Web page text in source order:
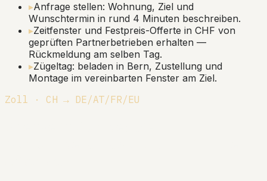
▸Anfrage stellen: Wohnung, Ziel und
Wunschtermin in rund 4 Minuten beschreiben.
▸Zeitfenster und Festpreis-Offerte in CHF von
geprüften Partnerbetrieben erhalten —
Rückmeldung am selben Tag.
▸Zügeltag: beladen in Bern, Zustellung und
Montage im vereinbarten Fenster am Ziel.
Zoll · CH → DE/AT/FR/EU